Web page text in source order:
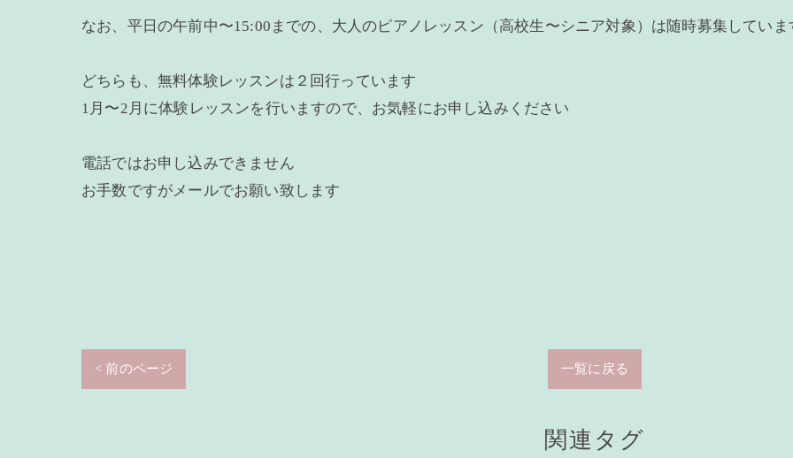
なお、平日の午前中〜15:00までの、大人のピアノレッスン（高校生〜シニア対象）は随時募集していま
どちらも、無料体験レッスンは２回行っています
1月〜2月に体験レッスンを行いますので、お気軽にお申し込みください
電話ではお申し込みできません
お手数ですがメールでお願い致します
< 前のページ 一覧に戻る
関連タグ